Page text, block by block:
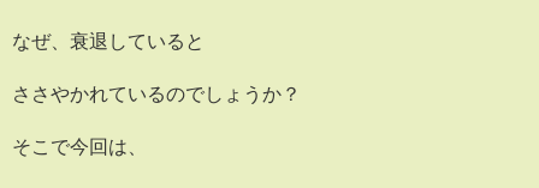
なぜ、衰退していると
ささやかれているのでしょうか？
そこで今回は、